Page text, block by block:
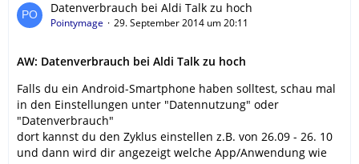
Datenverbrauch bei Aldi Talk zu hoch
Pointymage 29. September 2014 um 20:11
AW: Datenverbrauch bei Aldi Talk zu hoch
Falls du ein Android-Smartphone haben solltest, schau mal
in den Einstellungen unter "Datennutzung" oder
"Datenverbrauch"
dort kannst du den Zyklus einstellen z.B. von 26.09 - 26. 10
und dann wird dir angezeigt welche App/Anwendung wie